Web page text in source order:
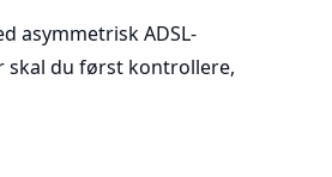
asymmetrisk ADSL-
skal du først kontrollere,